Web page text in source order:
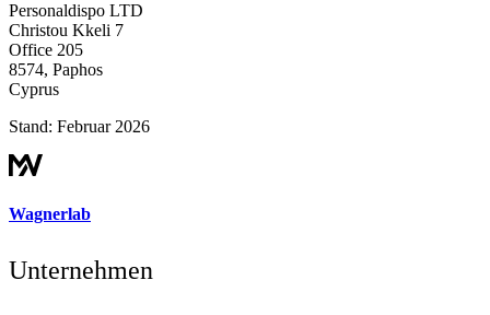
Personaldispo LTD
Christou Kkeli 7
Office 205
8574, Paphos
Cyprus
Stand: Februar 2026
Wagnerlab
Unternehmen